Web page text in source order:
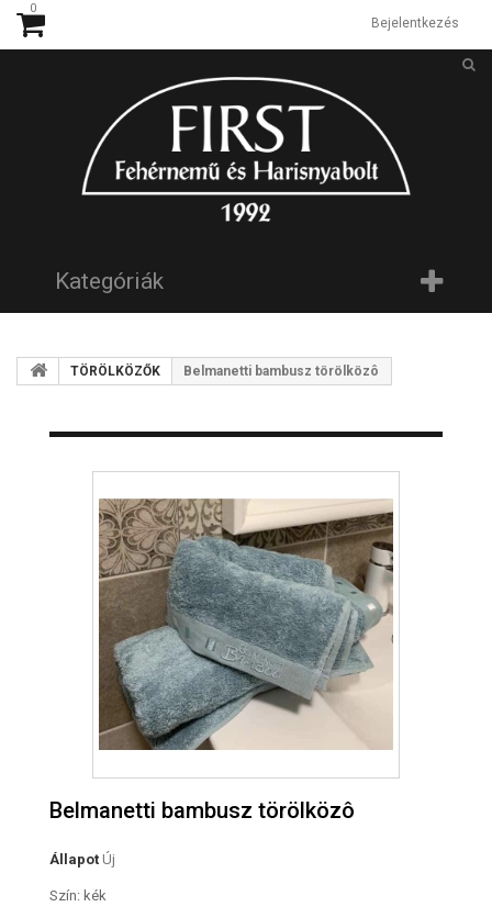
Bejelentkezés
0
Kategóriák
TÖRÖLKÖZŐK Belmanetti bambusz törölközô
Belmanetti bambusz törölközô
Állapot Új
Szín: kék